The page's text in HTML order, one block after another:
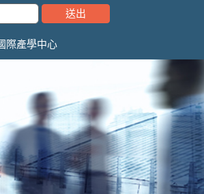
際產學中心